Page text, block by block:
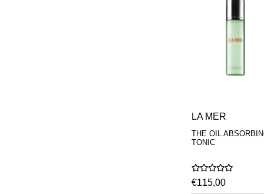
LA MER
THE OIL
TONIC
€115,00